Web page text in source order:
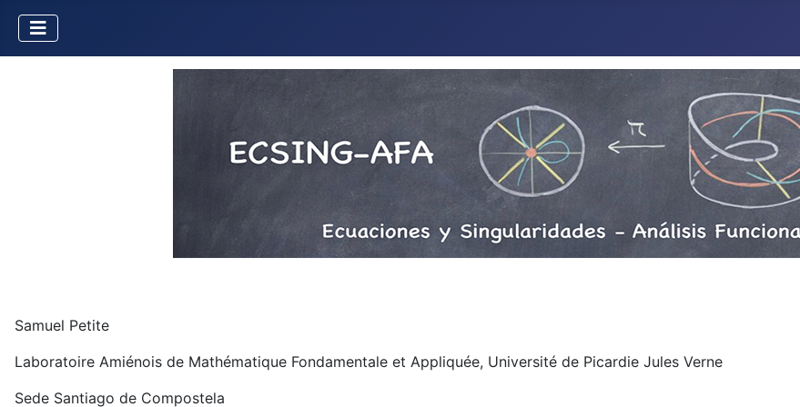
Samuel Petite
Laboratoire Amiénois de Mathématique Fondamentale et Appliquée, Université de Picardie Jules Verne
Sede Santiago de Compostela